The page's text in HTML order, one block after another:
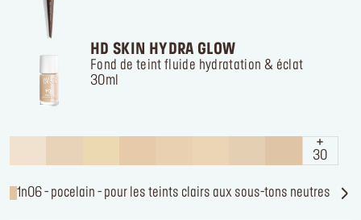
HD SKIN HYDRA GLOW
Fond de teint fluide hydratation & éclat
30ml
30
1n06 - pocelain - pour les teints clairs aux sous-tons neutres